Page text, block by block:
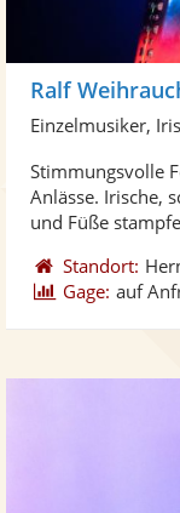
Ralf
Einzelmusiker,
Stimmungsvolle
Anlässe. Irische,
und Füße
Standort:
Gage: auf